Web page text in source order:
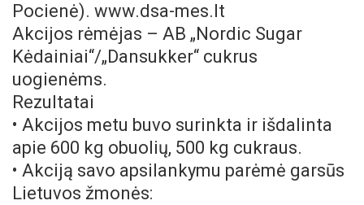
Pocienė). www.dsa-mes.lt
Akcijos rėmėjas – AB „Nordic Sugar
Kėdainiai“/„Dansukker“ cukrus
uogienėms.
Rezultatai
• Akcijos metu buvo surinkta ir išdalinta
apie 600 kg obuolių, 500 kg cukraus.
• Akciją savo apsilankymu parėmė garsūs
Lietuvos žmonės: